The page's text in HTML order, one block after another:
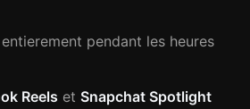
entierement pendant les heures
Reels et Snapchat Spotlight